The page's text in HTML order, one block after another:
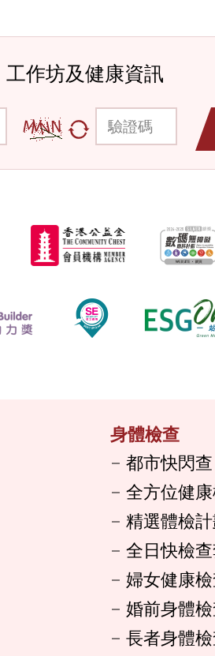
作坊及健康資訊
驗證碼
身體檢查
都市快閃查
全方位健
精選體檢
全日快檢
婦女健康
婚前身體
長者身體